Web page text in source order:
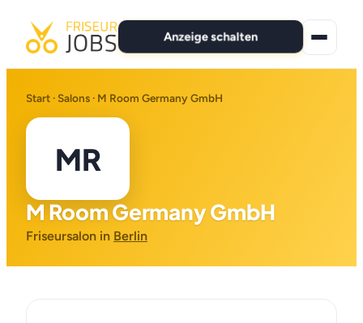
Anzeige schalten
Alle Jobs
Für Bewerber
Marken
Start · Salons · M Room Germany GmbH
MR
M Room Germany GmbH
Friseursalon in Berlin